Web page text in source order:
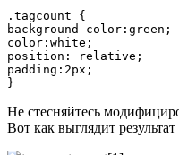
.tagcount {
background-color:green;
color:white;
position: relative;
padding:2px;
Не стесняйтесь
Вот как выглядит